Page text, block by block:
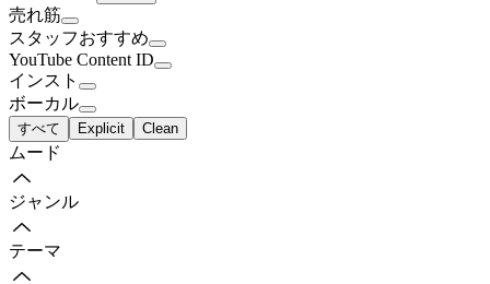
売れ筋
スタッフおすすめ
YouTube Content ID
インスト
ボーカル
すべて Explicit Clean
ムード
ジャンル
テーマ